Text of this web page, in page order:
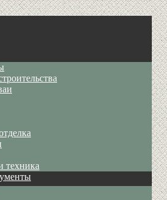
техника